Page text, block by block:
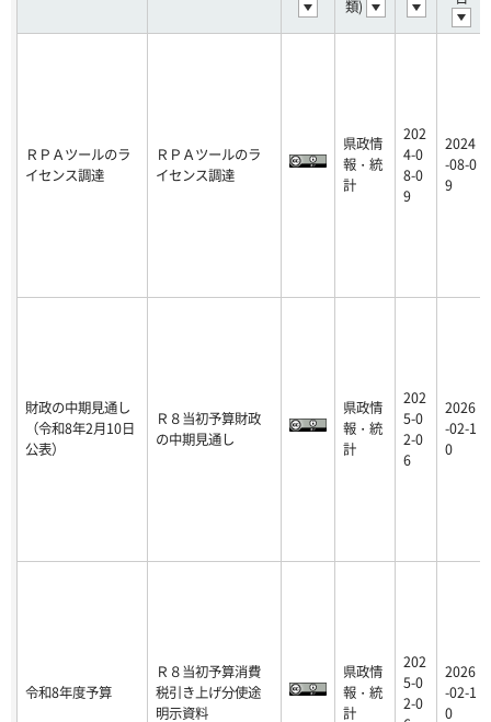
類)
ＲＰＡツールのラ
イセンス調達
ＲＰＡツールのラ
イセンス調達
県政情
報・統
計
202
4-0
8-0
9
2024
-08-0
9
財政の中期見通し
（令和8年2月10日
公表）
Ｒ８当初予算財政
の中期見通し
県政情
報・統
計
202
5-0
2-0
6
2026
-02-1
0
令和8年度予算
Ｒ８当初予算消費
税引き上げ分使途
明示資料
県政情
報・統
計
202
5-0
2-0
2026
-02-1
0